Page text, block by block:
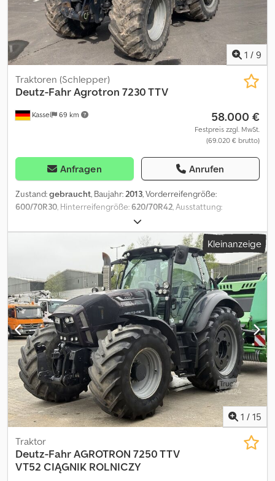
1 / 9
Kassel 69 km
Traktoren (Schlepper)
Deutz-FahrAgrotron 7230 TTV
58.000 €
Festpreis zzgl. MwSt.
(69.020 € brutto)
Anfragen Anrufen
Zustand:gebraucht, Baujahr:2013, Vorderreifengröße:
600/70R30, Hinterreifengröße:620/70R42, Ausstattung:
, Radgewichte / Cedpfxstgpgcs Ag Herf
Kleinanzeige
1 / 15
Traktor
Deutz-FahrAGROTRON 7250 TTV
VT52 CIĄGNIK ROLNICZY